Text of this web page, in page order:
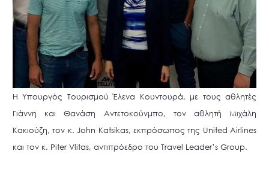
Η Υπουργός Τουρισμού Έλενα Κουντουρά, με τους αθλητές
Γιάννη και Θανάση Αντετοκούνμπο, τον αθλητή Μιχάλη
Κακιούζη, τον κ. John Katsikas, εκπρόσωπος της United Airlines
και τον κ. Piter Vlitas, αντιπρόεδρο του Travel Leader’s Group.